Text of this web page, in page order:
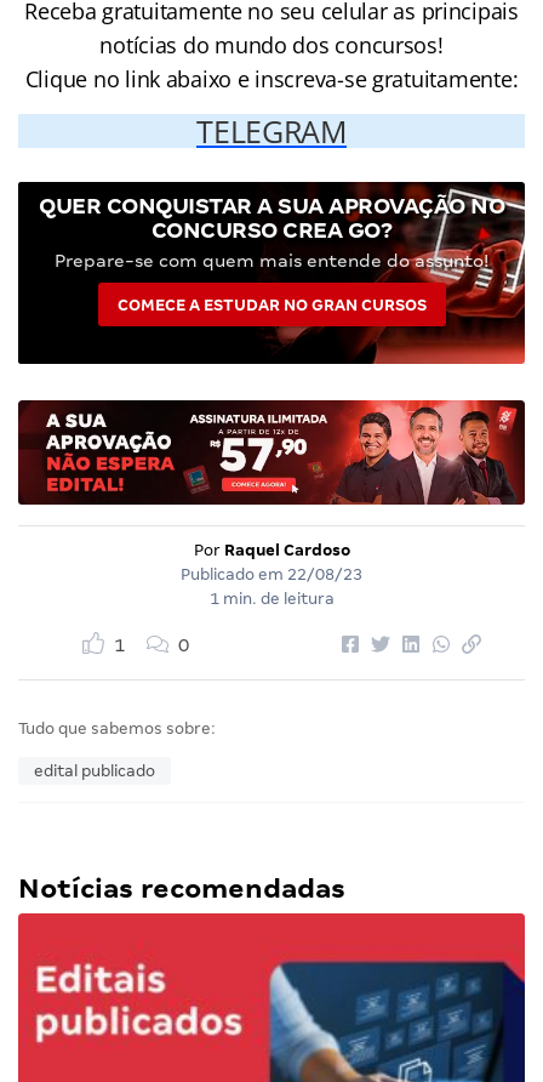
Receba gratuitamente no seu celular as principais
notícias do mundo dos concursos!
Clique no link abaixo e inscreva-se gratuitamente:
TELEGRAM
QUER CONQUISTAR A SUA APROVAÇÃO NO
CONCURSO CREA GO?
Prepare-se com quem mais entende do assunto!
COMECE A ESTUDAR NO GRAN CURSOS
Por Raquel Cardoso
Publicado em 22/08/23
1 min. de leitura
1 0
Tudo que sabemos sobre:
edital publicado
Notícias recomendadas